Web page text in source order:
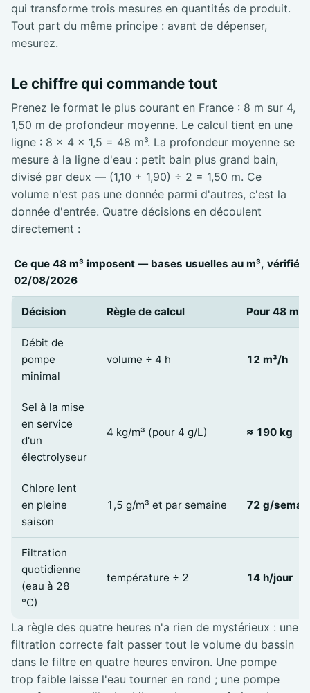
qui transforme trois mesures en quantités de produit.
Tout part du même principe : avant de dépenser,
mesurez.
Le chiffre qui commande tout
Prenez le format le plus courant en France : 8 m sur 4,
1,50 m de profondeur moyenne. Le calcul tient en une
ligne : 8 × 4 × 1,5 = 48 m³. La profondeur moyenne se
mesure à la ligne d'eau : petit bain plus grand bain,
divisé par deux — (1,10 + 1,90) ÷ 2 = 1,50 m. Ce
volume n'est pas une donnée parmi d'autres, c'est la
donnée d'entrée. Quatre décisions en découlent
directement :
Ce que 48 m³ imposent — bases usuelles au m³,
02/08/2026
Décision Règle de calcul Pour 48 m³
Débit de
pompe
minimal
volume ÷ 4 h 12 m³/h
Sel à la mise
en service
d'un
électrolyseur
4 kg/m³ (pour 4 g/L) ≈ 190 kg
Chlore lent
en pleine
saison
1,5 g/m³ et par semaine 72 g/
Filtration
quotidienne
(eau à 28
°C)
température ÷ 2 14 h/jour
La règle des quatre heures n'a rien de mystérieux : une
filtration correcte fait passer tout le volume du bassin
dans le filtre en quatre heures environ. Une pompe
trop faible laisse l'eau tourner en rond ; une pompe